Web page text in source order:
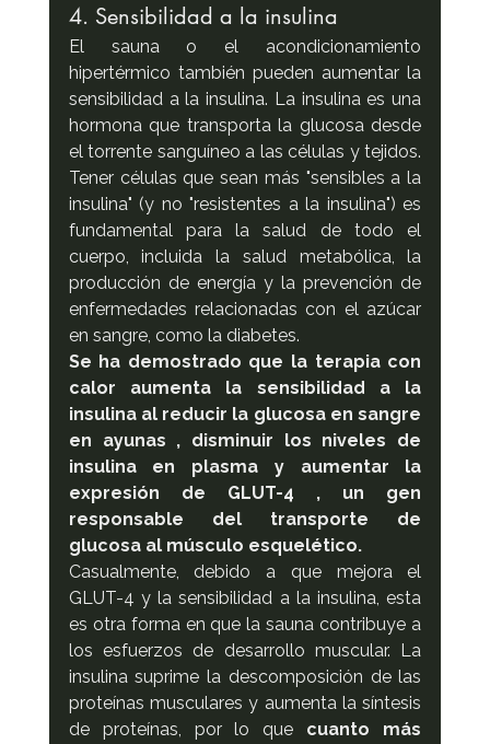
4. Sensibilidad a la insulina
El sauna o el acondicionamiento
hipertérmico también pueden aumentar la
sensibilidad a la insulina. La insulina es una
hormona que transporta la glucosa desde
el torrente sanguíneo a las células y tejidos.
Tener células que sean más "sensibles a la
insulina" (y no "resistentes a la insulina") es
fundamental para la salud de todo el
cuerpo, incluida la salud metabólica, la
producción de energía y la prevención de
enfermedades relacionadas con el azúcar
en sangre, como la diabetes.
Se ha demostrado que la terapia con
calor aumenta la sensibilidad a la
insulina al reducir la glucosa en sangre
en ayunas , disminuir los niveles de
insulina en plasma y aumentar la
expresión de GLUT-4 , un gen
responsable del transporte de
glucosa al músculo esquelético.
Casualmente, debido a que mejora el
GLUT-4 y la sensibilidad a la insulina, esta
es otra forma en que la sauna contribuye a
los esfuerzos de desarrollo muscular. La
insulina suprime la descomposición de las
proteínas musculares y aumenta la síntesis
de proteínas, por lo que cuanto más